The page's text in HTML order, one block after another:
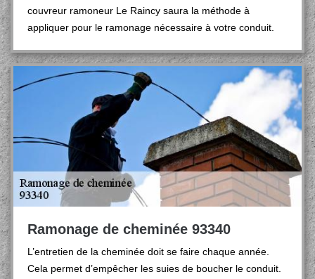
couvreur ramoneur Le Raincy saura la méthode à
appliquer pour le ramonage nécessaire à votre conduit.
Ramonage de cheminée 93340
L’entretien de la cheminée doit se faire chaque année.
Cela permet d’empêcher les suies de boucher le conduit.